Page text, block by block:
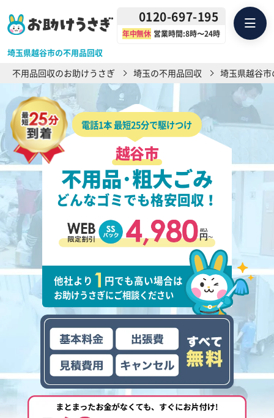
埼玉県越谷市の不用品回収
0120-697-195
年中無休 営業時間:8時〜24時
不用品回収のお助けうさぎ 埼玉の不用品回収 埼玉県越谷
電話1本 最短25分で駆けつけ
越谷市
不用品･粗大ごみ
どんなゴミでも格安回収！
他社より 円でも高い場合は
お助けうさぎにご相談ください